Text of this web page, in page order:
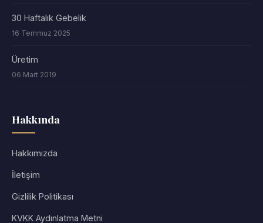
30 Haftalık Gebelik
16 Temmuz 2025
Üretim
06 Mart 2019
Hakkında
Hakkımızda
İletişim
Gizlilik Politikası
KVKK Aydınlatma Metni